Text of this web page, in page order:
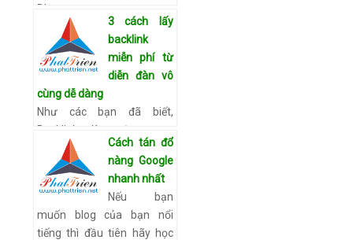
Blogger
(abc.blogspot.com) và bây
giờ, bạn muốn chuyển nó
sang WordPress (self-
hosted) với tên miền và
server riêng như abc.com.
… Xem chi tiết
3 cách lấy
backlink
miễn phí từ
diễn đàn vô
cùng dễ dàng
Như các bạn đã biết,
Backlink là một trong
những yêu tố quan trọng
khi làm SEO Offpage.
Trong bài viết, Cách tán đổ
nàng Google nhanh nhất
mình cũng đ…Xem chi tiết
Cách tán đổ
nàng Google
nhanh nhất
Nếu bạn
muốn blog của bạn nổi
tiếng thì đầu tiên hãy học